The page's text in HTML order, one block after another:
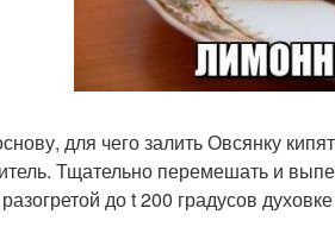
для чего залить Овсянку
Тщательно перемешать и
до t 200 градусов